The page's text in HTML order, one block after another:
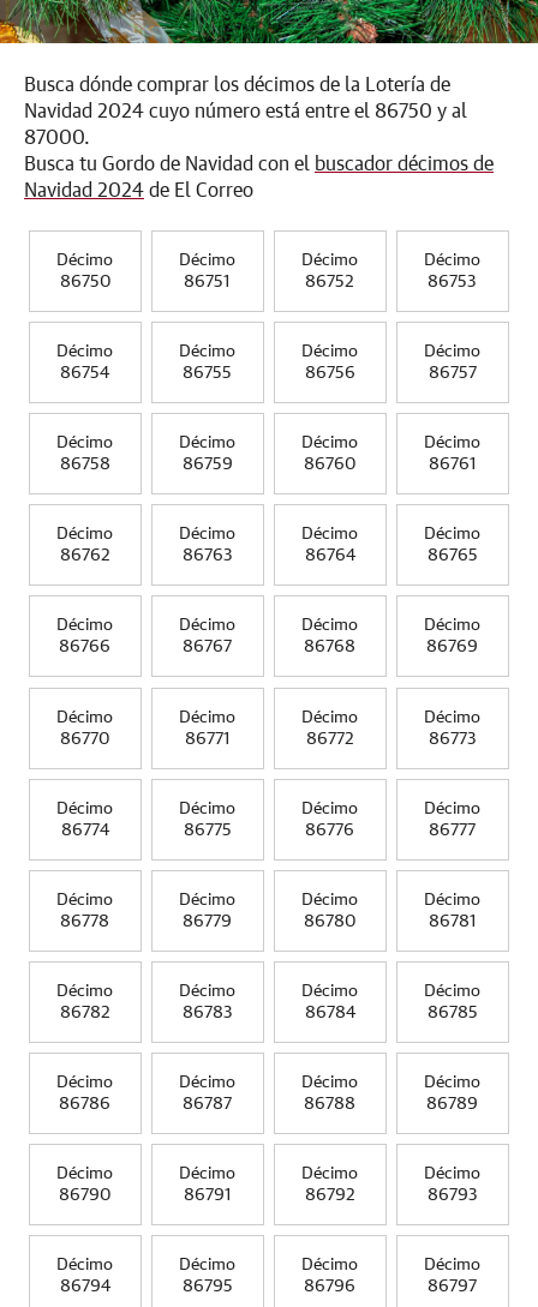
Busca dónde comprar los décimos de la Lotería de
Navidad 2024 cuyo número está entre el 86750 y al
87000.
Busca tu Gordo de Navidad con el buscador décimos de
Navidad 2024 de El Correo
Décimo
86750
Décimo
86751
Décimo
86752
Décimo
86753
Décimo
86754
Décimo
86755
Décimo
86756
Décimo
86757
Décimo
86758
Décimo
86759
Décimo
86760
Décimo
86761
Décimo
86762
Décimo
86763
Décimo
86764
Décimo
86765
Décimo
86766
Décimo
86767
Décimo
86768
Décimo
86769
Décimo
86770
Décimo
86771
Décimo
86772
Décimo
86773
Décimo
86774
Décimo
86775
Décimo
86776
Décimo
86777
Décimo
86778
Décimo
86779
Décimo
86780
Décimo
86781
Décimo
86782
Décimo
86783
Décimo
86784
Décimo
86785
Décimo
86786
Décimo
86787
Décimo
86788
Décimo
86789
Décimo
86790
Décimo
86791
Décimo
86792
Décimo
86793
Décimo
86794
Décimo
86795
Décimo
86796
Décimo
86797